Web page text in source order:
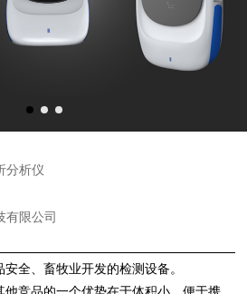
分析仪
有限公司
、畜牧业开发的检测设备。
竞品的一个优势在于体积小，便于携